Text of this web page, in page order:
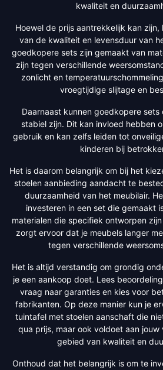
kwaliteit en
Hoewel de prijs aantrekkelijk kan
van de kwaliteit en levensduur van
goedkopere sets zijn gemaakt van
zijn tegen verschillende
zonlicht en
vroegtijdige slijtage en
Daarnaast kunnen goedkopere
stabiel zijn. Dit kan invloed hebben
gebruik en kan zelfs leiden tot
kinderen bij
Het is daarom belangrijk om bij het
stoelen aanbieding aandacht te
duurzaamheid van het meubilair.
investeren in een set die gemaakt
materialen die specifiek ontworpen
zorgt ervoor dat je meubels langer
tegen verschillende
Het is altijd verstandig om grondig
je een aankoop doet. Lees
vraag naar garanties en kies voor
fabrikanten. Op deze manier kun je
tuintafel met stoelen aanschaft die
qua prijs, maar ook voldoet aan
gebied van kwaliteit en
Onthoud dat het belangrijk is om te